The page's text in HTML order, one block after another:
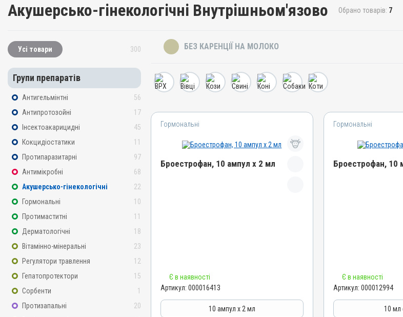
Акушерсько-гінекологічні Внутрішньом'язово Обрано товарів: 7
Усі товари 300
Групи препаратів
Антигельмінтні
56
Антипротозойні
17
Інсектоакарицидні
45
Кокцидіостатики
11
Протипаразитарні
97
Антимікробні
68
Акушерсько-гінекологічні
22
Гормональні
10
Протимаститні
11
Дерматологічні
18
Вітамінно-мінеральні
23
Регулятори травлення
12
Гепатопротектори
15
Сорбенти
1
Протизапальні
20
БЕЗ КАРЕНЦІЇ НА МОЛОКО
Гормональні
Броестрофан, 10 ампул х 2 мл
АВ-00889-01-10
Гормональні, Акушерсько-гінекологічні
Є в наявності
Артикул: 000016413
10 ампул х 2 мл
Гормональні
Броестрофан, 10
АВ-00889-01-10
Групи препаратів
Гормональні, Акушерсько-
Є в наявності
Артикул: 000012994
10 мл